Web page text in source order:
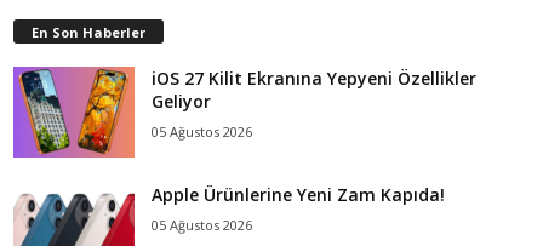
En Son Haberler
iOS 27 Kilit Ekranına Yepyeni Özellikler
Geliyor
05 Ağustos 2026
Apple Ürünlerine Yeni Zam Kapıda!
05 Ağustos 2026